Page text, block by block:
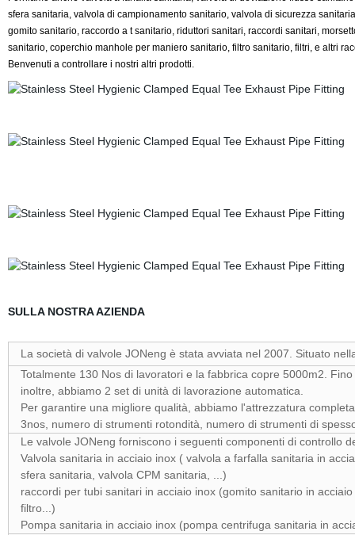
sfera sanitaria, valvola di campionamento sanitario, valvola di sicurezza
gomito sanitario, raccordo a t sanitario, riduttori sanitari, raccordi sanitari,
sanitario, coperchio manhole per maniero sanitario, filtro sanitario, filtri, e altri
Benvenuti a controllare i nostri altri prodotti.
SULLA NOSTRA AZIENDA
La società di valvole JONeng è stata avviata nel 2007. Situato
Totalmente 130 Nos di lavoratori e la fabbrica copre 5000m2.
inoltre, abbiamo 2 set di unità di lavorazione automatica.
Per garantire una migliore qualità, abbiamo l'attrezzatura
3nos, numero di strumenti rotondità, numero di strumenti di
Le valvole JONeng forniscono i seguenti componenti di controllo
Valvola sanitaria in acciaio inox ( valvola a farfalla sanitaria in
sfera sanitaria, valvola CPM sanitaria, ...)
raccordi per tubi sanitari in acciaio inox (gomito sanitario in
filtro...)
Pompa sanitaria in acciaio inox (pompa centrifuga sanitaria in